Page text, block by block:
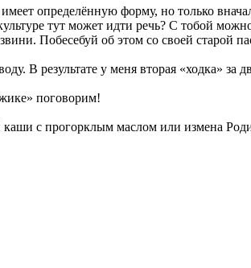
определённую форму, но только
тут может идти речь? С тобой можно,
Побесебуй об этом со своей старой
В результате у меня вторая «ходка» за
поговорим!
с прогорклым маслом или измена